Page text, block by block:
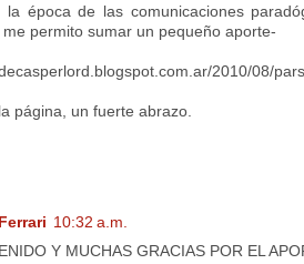
la época de las comunicaciones
permito sumar un pequeño aporte-
2010/08/
página, un fuerte abrazo.
10:32 a.m.
Y MUCHAS GRACIAS POR EL